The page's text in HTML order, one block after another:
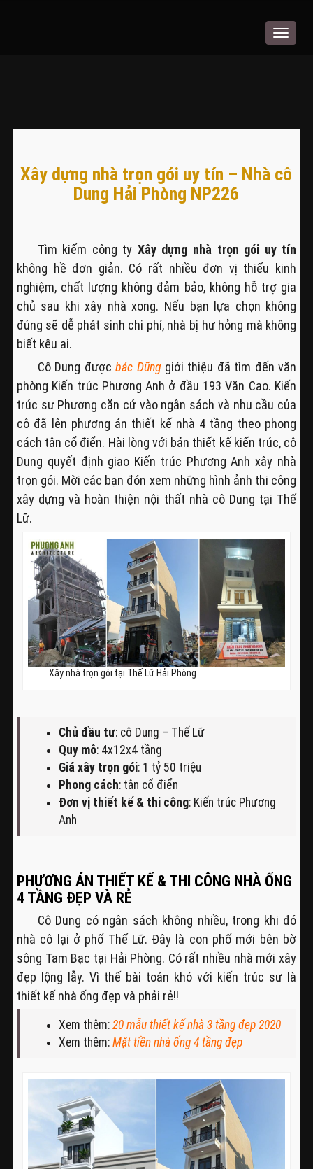
Toggle
Xây dựng nhà trọn gói uy tín – Nhà cô
Dung Hải Phòng NP226
Tìm kiếm công ty Xây dựng nhà trọn gói uy tín
không hề đơn giản. Có rất nhiều đơn vị thiếu kinh
nghiệm, chất lượng không đảm bảo, không hỗ trợ gia
chủ sau khi xây nhà xong. Nếu bạn lựa chọn không
đúng sẽ dễ phát sinh chi phí, nhà bị hư hỏng mà không
biết kêu ai.
Cô Dung đượcbác Dũnggiới thiệu đã tìm đến văn
phòng Kiến trúc Phương Anh ở đầu 193 Văn Cao. Kiến
trúc sư Phương căn cứ vào ngân sách và nhu cầu của
cô đã lên phương án thiết kế nhà 4 tầng theo phong
cách tân cổ điển. Hài lòng với bản thiết kế kiến trúc, cô
Dung quyết định giao Kiến trúc Phương Anh xây nhà
trọn gói. Mời các bạn đón xem những hình ảnh thi công
xây dựng và hoàn thiện nội thất nhà cô Dung tại Thế
Lữ.
Xây nhà trọn gói tại Thế Lữ Hải Phòng
Chủ đầu tư: cô Dung – Thế Lữ
Quy mô: 4x12x4 tầng
Giá xây trọn gói: 1 tỷ 50 triệu
Phong cách: tân cổ điển
Đơn vị thiết kế & thi công: Kiến trúc Phương
Anh
PHƯƠNG ÁN THIẾT KẾ & THI CÔNG NHÀ ỐNG
4 TẦNG ĐẸP VÀ RẺ
Cô Dung có ngân sách không nhiều, trong khi đó
nhà cô lại ở phố Thế Lữ. Đây là con phố mới bên bờ
sông Tam Bạc tại Hải Phòng. Có rất nhiều nhà mới xây
đẹp lộng lẫy. Vì thế bài toán khó với kiến trúc sư là
thiết kế nhà ống đẹp và phải rẻ!!
Xem thêm: 20 mẫu thiết kế nhà 3 tầng đẹp 2020
Xem thêm: Mặt tiền nhà ống 4 tầng đẹp